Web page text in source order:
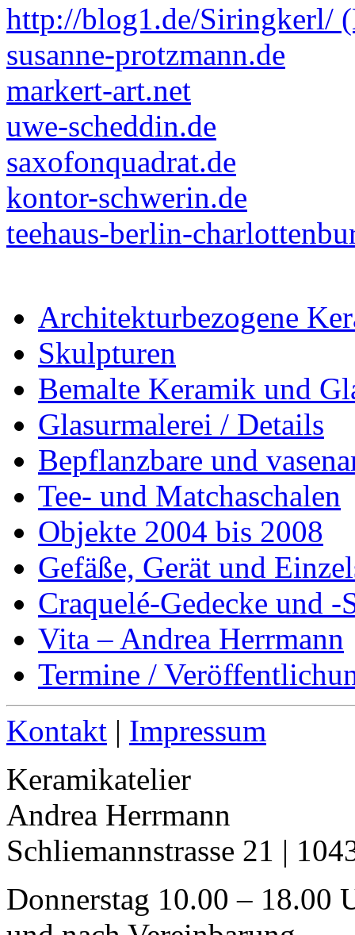
http://blog1.de/Siringkerl/
susanne-protzmann.de
markert-art.net
uwe-scheddin.de
saxofonquadrat.de
kontor-schwerin.de
teehaus-berlin-
Architekturbezogene
Skulpturen
Bemalte Keramik und
Glasurmalerei / Details
Bepflanzbare und
Tee- und Matchaschalen
Objekte 2004 bis 2008
Gefäße, Gerät und
Craquelé-Gedecke und
Vita – Andrea Herrmann
Termine /
Kontakt | Impressum
Keramikatelier
Andrea Herrmann
Schliemannstrasse 21 |
Donnerstag 10.00 – 18.00